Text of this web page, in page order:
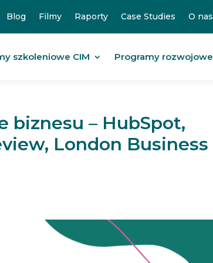
Blog Filmy Raporty Case Studies O nas
szkoleniowe CIM Programy rozwojowe
biznesu – HubSpot,
London Business